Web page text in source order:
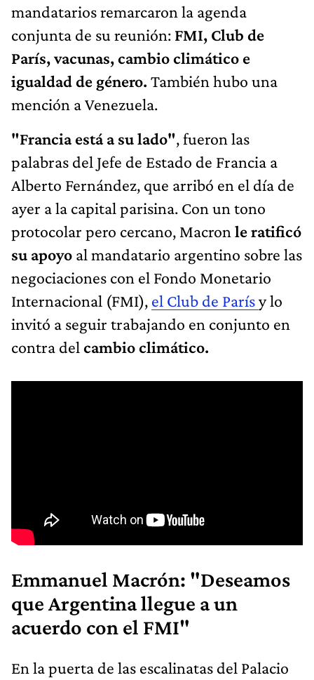
mandatarios remarcaron la agenda
conjunta de su reunión: FMI, Club de
París, vacunas, cambio climático e
igualdad de género. También hubo una
mención a Venezuela.
"Francia está a su lado", fueron las
palabras del Jefe de Estado de Francia a
Alberto Fernández, que arribó en el día de
ayer a la capital parisina. Con un tono
protocolar pero cercano, Macron le ratificó
su apoyo al mandatario argentino sobre las
negociaciones con el Fondo Monetario
Internacional (FMI), el Club de Parísy lo
invitó a seguir trabajando en conjunto en
contra del cambio climático.
Emmanuel Macrón: "Deseamos
que Argentina llegue a un
acuerdo con el FMI"
En la puerta de las escalinatas del Palacio